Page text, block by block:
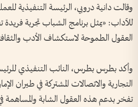
وقالت دانية دروبي، الرئيسة التنفيذية
للآداب: «يمثل برنامج الشباب تجربة فريدة
العقول الطموحة لاستكشاف الأدب
وأكد بطرس بطرس، النائب التنفيذي
التجارية والاتصالات المشتركة في طيران
تفخر بدعم هذه العقول الشابة والمساهمة